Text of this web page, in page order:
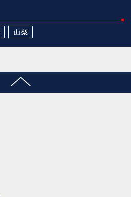
山梨